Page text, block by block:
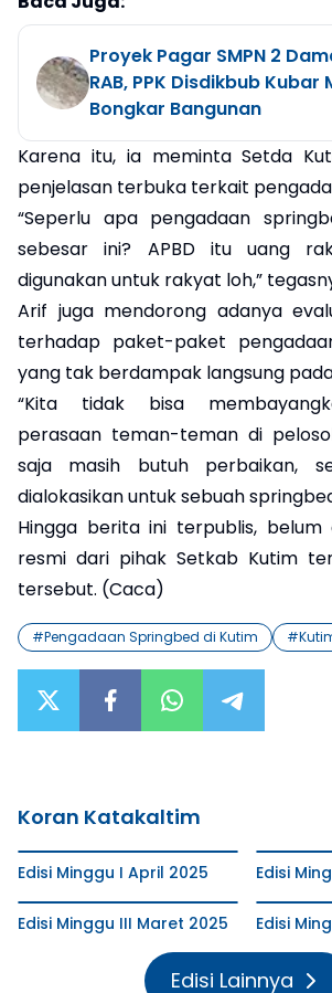
Proyek Pagar SMPN 2
RAB, PPK Disdikbub Kubar
Bongkar Bangunan
Karena itu, ia meminta Setda
penjelasan terbuka terkait
“Seperlu apa pengadaan
sebesar ini? APBD itu uang
digunakan untuk rakyat loh,”
Arif juga mendorong adanya
terhadap paket-paket
yang tak berdampak langsung
“Kita tidak bisa
perasaan teman-teman di
saja masih butuh perbaikan,
dialokasikan untuk sebuah
Hingga berita ini terpublis,
resmi dari pihak Setkab Kutim
tersebut. (Caca)
#Pengadaan Springbed di Kutim #
Koran Katakaltim
Edisi Minggu I April 2025 Edisi
Edisi Minggu III Maret 2025 Edisi
Edisi Lainnya